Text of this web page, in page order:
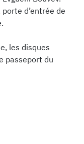
d’entrée de
les disques
passeport du